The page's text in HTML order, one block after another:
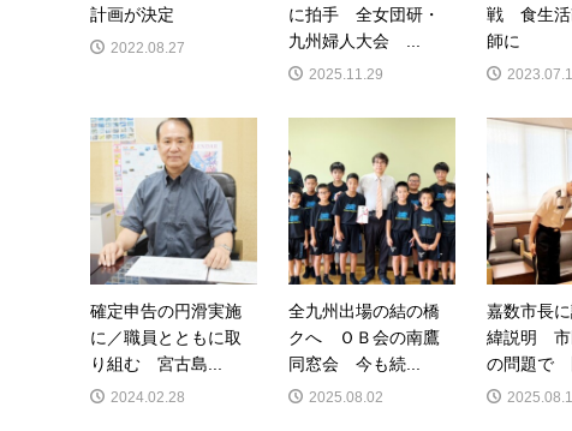
計画が決定
2022.08.27
に拍手 全女団研・
九州婦人大会 ...
2025.11.29
戦 食生活
師に
確定申告の円滑実施
に／職員とともに取
り組む 宮古島...
2024.02.28
全九州出場の結の橋
クへ ＯＢ会の南鷹
同窓会 今も続...
2025.08.02
嘉数市長
緯説明 市
の問題で